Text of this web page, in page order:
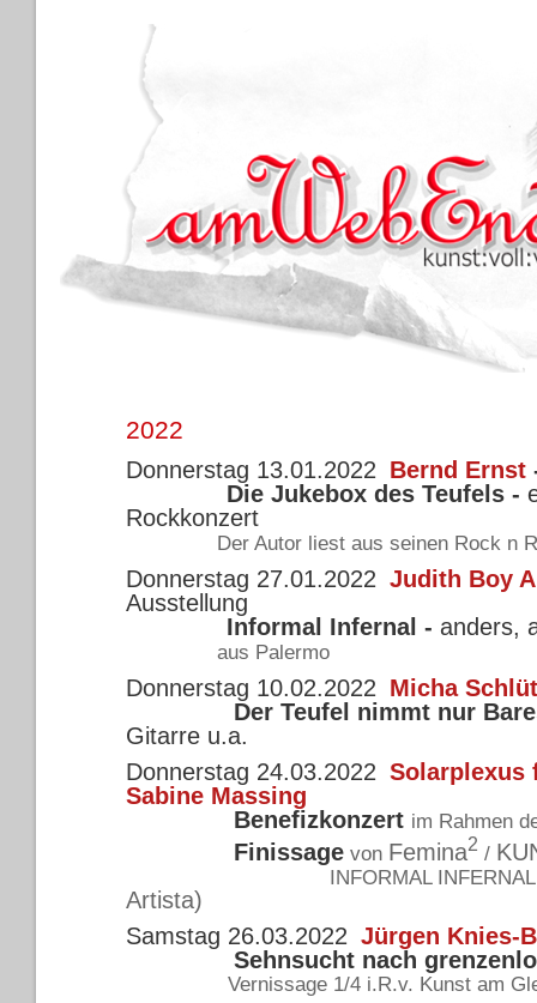
2022
Donnerstag 13.01.2022 Bernd Ernst
Die Jukebox des Teufels -
Rockkonzert
Der Autor liest aus seinen Rock n
Donnerstag 27.01.2022 Judith Boy
Ausstellung
Informal Infernal - anders,
aus Palermo
Donnerstag 10.02.2022 Micha
Der Teufel nimmt nur
Gitarre u.a.
Donnerstag 24.03.2022 Solarplexus
Sabine Massing
Benefizkonzert im Rahmen
Finissage von Femina2 /
INFORMAL INFERNAL
Artista)
Samstag 26.03.2022 Jürgen Knies-
Sehnsucht nach
Vernissage 1/4 i.R.v. Kunst am